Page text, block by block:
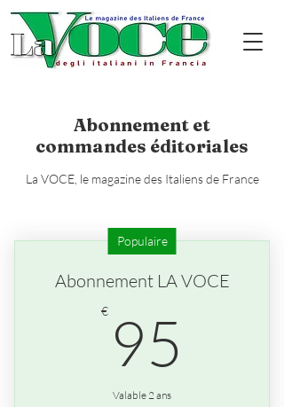
Abonnement et
commandes éditoriales
La VOCE, le magazine des Italiens de France
Populaire
Abonnement LA VOCE
€ 95
Valable 2 ans